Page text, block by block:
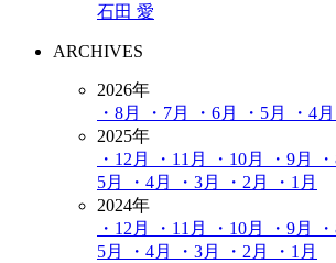
石田 愛
ARCHIVES
2026年
・8月
・7月 ・6月 ・5月 ・4月
2025年
・12月
・11月 ・10月 ・9月
5月
・4月 ・3月 ・2月
・1月
2024年
・12月
・11月 ・10月 ・9月
5月
・4月 ・3月 ・2月
・1月